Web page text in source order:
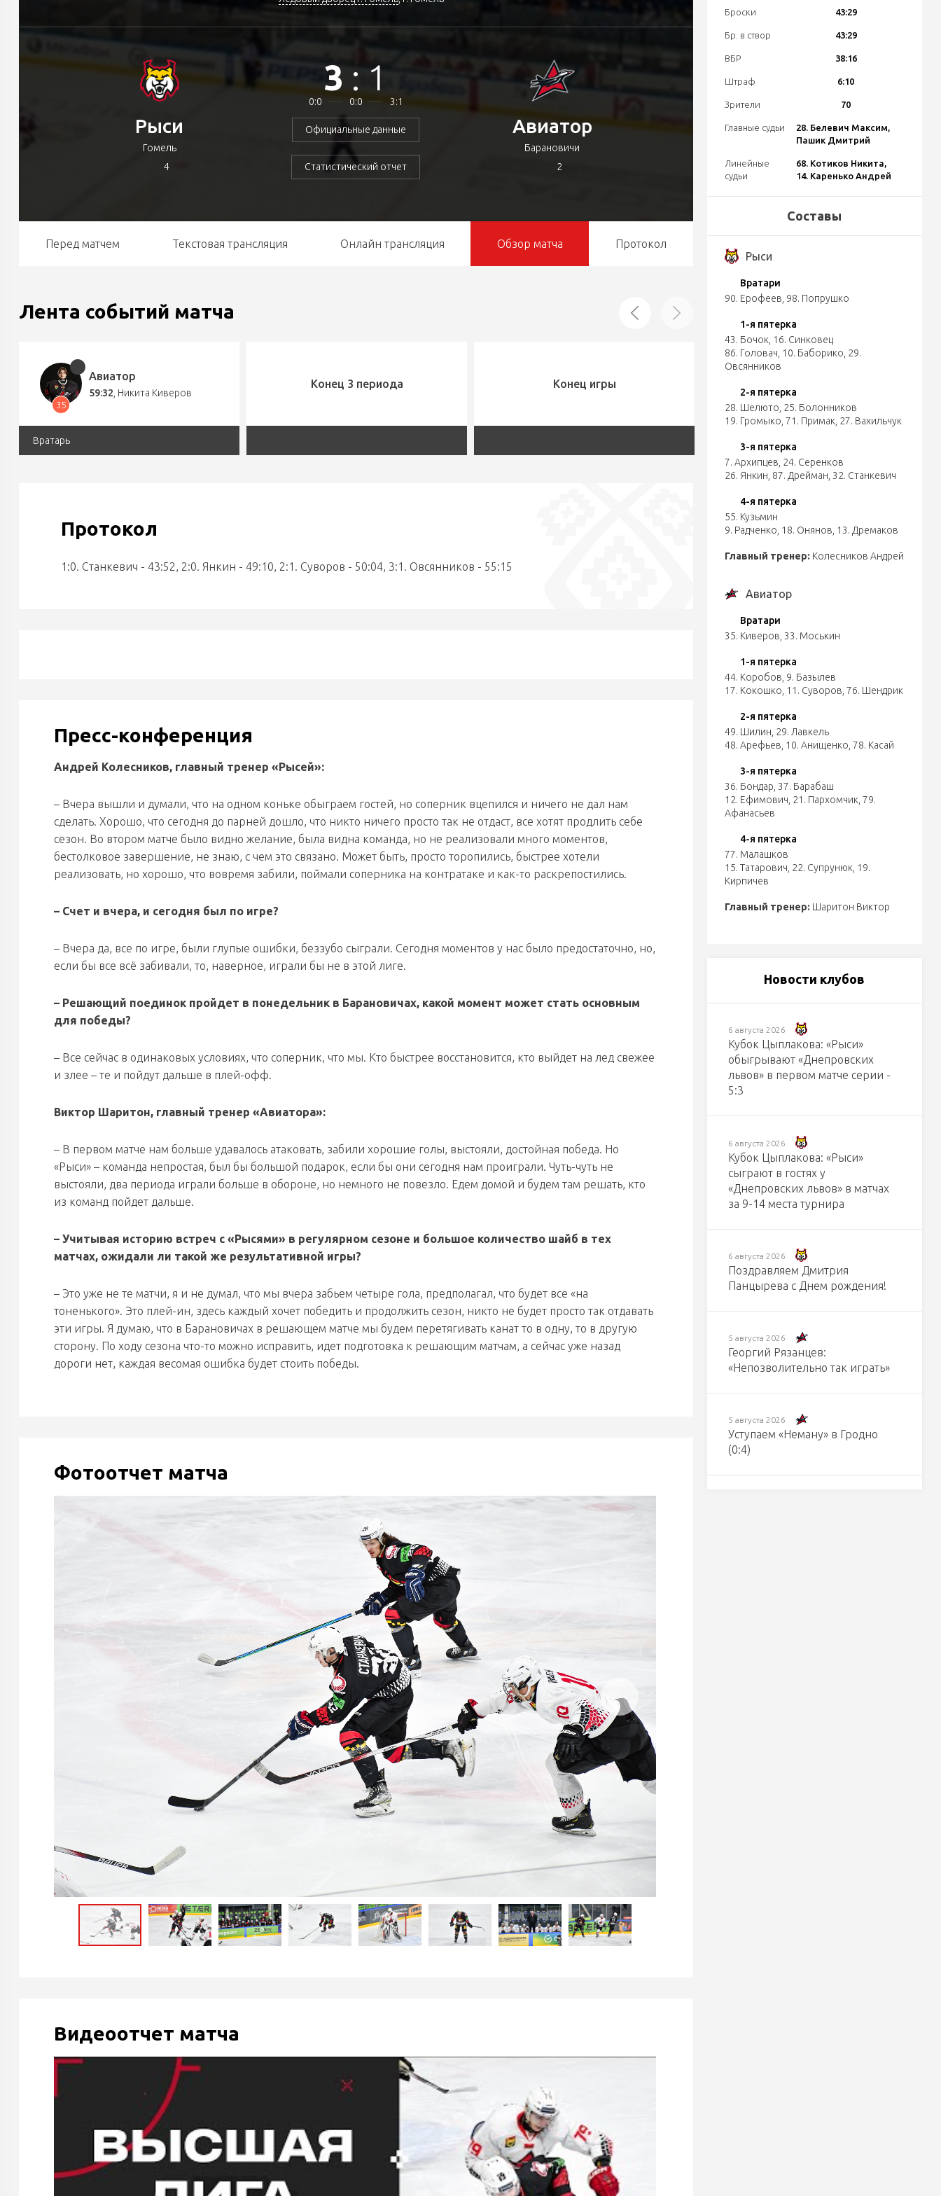
Рыси
Гомель
4
3 :1
0:0 0:0 3:1
Официальные данные
Статистический отчет
Авиатор
Барановичи
2
Перед матчем Текстовая трансляция Онлайн трансляция Обзор матча Протокол
Лента событий матча
35
Авиатор
59:32 Никита Киверов
Вратарь
Конец 3 периода Конец игры
Протокол
1:0. Станкевич - 43:52, 2:0. Янкин - 49:10, 2:1. Суворов - 50:04, 3:1. Овсянников - 55:15
Пресс-конференция
Андрей Колесников, главный тренер «Рысей»:
– Вчера вышли и думали, что на одном коньке обыграем гостей, но соперник вцепился и ничего не дал нам
сделать. Хорошо, что сегодня до парней дошло, что никто ничего просто так не отдаст, все хотят продлить себе
сезон. Во втором матче было видно желание, была видна команда, но не реализовали много моментов,
бестолковое завершение, не знаю, с чем это связано. Может быть, просто торопились, быстрее хотели
реализовать, но хорошо, что вовремя забили, поймали соперника на контратаке и как-то раскрепостились.
– Счет и вчера, и сегодня был по игре?
– Вчера да, все по игре, были глупые ошибки, беззубо сыграли. Сегодня моментов у нас было предостаточно, но,
если бы все всё забивали, то, наверное, играли бы не в этой лиге.
– Решающий поединок пройдет в понедельник в Барановичах, какой момент может стать основным
для победы?
– Все сейчас в одинаковых условиях, что соперник, что мы. Кто быстрее восстановится, кто выйдет на лед свежее
и злее – те и пойдут дальше в плей-офф.
Виктор Шаритон, главный тренер «Авиатора»:
– В первом матче нам больше удавалось атаковать, забили хорошие голы, выстояли, достойная победа. Но
«Рыси» – команда непростая, был бы большой подарок, если бы они сегодня нам проиграли. Чуть-чуть не
выстояли, два периода играли больше в обороне, но немного не повезло. Едем домой и будем там решать, кто
из команд пойдет дальше.
– Учитывая историю встреч с «Рысями» в регулярном сезоне и большое количество шайб в тех
матчах, ожидали ли такой же результативной игры?
– Это уже не те матчи, я и не думал, что мы вчера забьем четыре гола, предполагал, что будет все «на
тоненького». Это плей-ин, здесь каждый хочет победить и продолжить сезон, никто не будет просто так отдавать
эти игры. Я думаю, что в Барановичах в решающем матче мы будем перетягивать канат то в одну, то в другую
сторону. По ходу сезона что-то можно исправить, идет подготовка к решающим матчам, а сейчас уже назад
дороги нет, каждая весомая ошибка будет стоить победы.
Фотоотчет матча
Видеоотчет матча
Броски 43:29
Бр. в створ 43:29
ВБР 38:16
Штраф 6:10
Зрители 70
Главные судьи
28. Белевич Максим,
Пашик Дмитрий
Линейные
судьи
68. Котиков Никита,
14. Каренько Андрей
Составы
Рыси
Вратари
90. Ерофеев 98. Попрушко
1-я пятерка
43. Бочок 16. Синковец
86. Головач 10. Баборико 29.
Овсянников
2-я пятерка
28. Шелюто 25. Болонников
19. Громыко 71. Примак 27. Вахильчук
3-я пятерка
7. Архипцев 24. Серенков
26. Янкин 87. Дрейман 32. Станкевич
4-я пятерка
55. Кузьмин
9. Радченко 18. Онянов 13. Дремаков
Главный тренер: Колесников Андрей
Авиатор
Вратари
35. Киверов 33. Моськин
1-я пятерка
44. Коробов 9. Базылев
17. Кокошко 11. Суворов 76. Шендрик
2-я пятерка
49. Шилин 29. Лавкель
48. Арефьев 10. Анищенко 78. Касай
3-я пятерка
36. Бондар 37. Барабаш
12. Ефимович 21. Пархомчик 79.
Афанасьев
4-я пятерка
77. Малашков
15. Татарович 22. Супрунюк 19.
Кирпичев
Главный тренер: Шаритон Виктор
Новости клубов
6 августа 2026
Кубок Цыплакова: «Рыси»
обыгрывают «Днепровских
львов» в первом матче серии -
5:3
6 августа 2026
Кубок Цыплакова: «Рыси»
сыграют в гостях у
«Днепровских львов» в матчах
за 9-14 места турнира
6 августа 2026
Поздравляем Дмитрия
Панцырева с Днем рождения!
5 августа 2026
Георгий Рязанцев:
«Непозволительно так играть»
5 августа 2026
Уступаем «Неману» в Гродно
(0:4)